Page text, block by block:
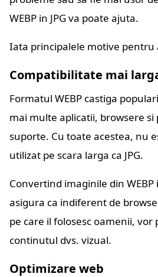
WEBP in JPG va poate ajuta.
Iata principalele motive pentru
Compatibilitate mai
Formatul WEBP castiga
mai multe aplicatii, browsere si
suporte. Cu toate acestea, nu
utilizat pe scara larga ca JPG.
Convertind imaginile din WEBP
asigura ca indiferent de
pe care il folosesc oamenii, vor
continutul dvs. vizual.
Optimizare web